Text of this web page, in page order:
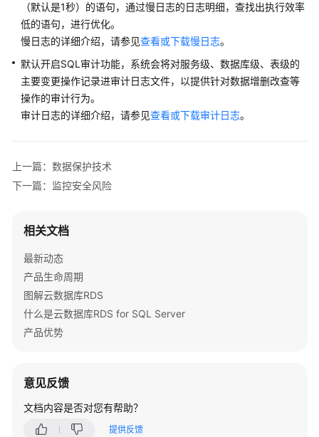
明
实
例
规
格
份
证
与
访
问
控
制
数
护
术
（默认是1秒）的语句，通过慢日志的日志明细，查找出执行效率
低的语句，进行优化。
慢日志的详细介绍，请参见查看或下载慢日志。
默认开启SQL审计功能，系统会将对服务级、数据库级、表级的
主要变更操作记录进审计日志文件，以提供针对数据增删改查等
操作的审计行为。
审计日志的详细介绍，请参见查看或下载审计日志。
上一篇：数据保护技术
下一篇：监控安全风险
相关文档
最新动态
产品生命周期
图解云数据库RDS
什么是云数据库RDS for SQL Server
产品优势
意见反馈
文档内容是否对您有帮助？
提供反馈